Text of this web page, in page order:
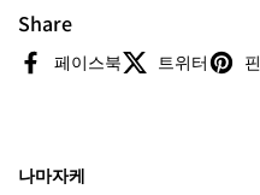
Share
페이스북 트위터
나마자케